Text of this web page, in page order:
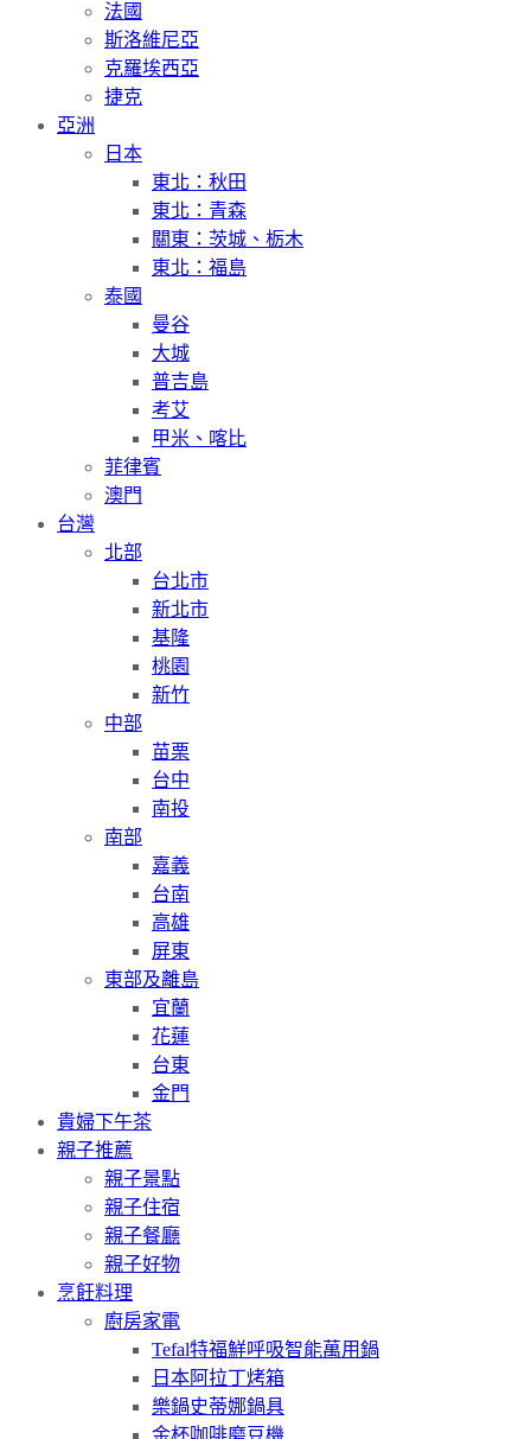
法國
斯洛維尼亞
克羅埃西亞
捷克
亞洲
日本
東北：秋田
東北：青森
關東：茨城、栃木
東北：福島
泰國
曼谷
大城
普吉島
考艾
甲米、喀比
菲律賓
澳門
台灣
北部
台北市
新北市
基隆
桃園
新竹
中部
苗栗
台中
南投
南部
嘉義
台南
高雄
屏東
東部及離島
宜蘭
花蓮
台東
金門
貴婦下午茶
親子推薦
親子景點
親子住宿
親子餐廳
親子好物
烹飪料理
廚房家電
Tefal特福鮮呼吸智能萬用鍋
日本阿拉丁烤箱
樂鍋史蒂娜鍋具
金杯咖啡磨豆機